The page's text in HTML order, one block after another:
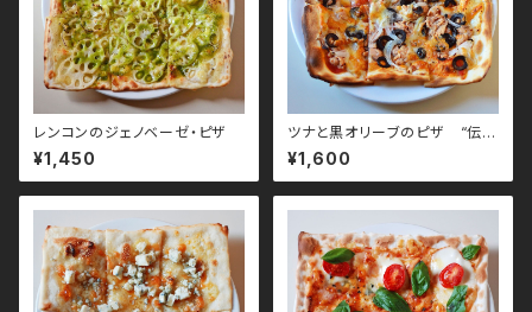
レンコンのジェノベーゼ・ピザ
¥1,450
ツナと黒オリーブのピザ “伝
説”
¥1,600